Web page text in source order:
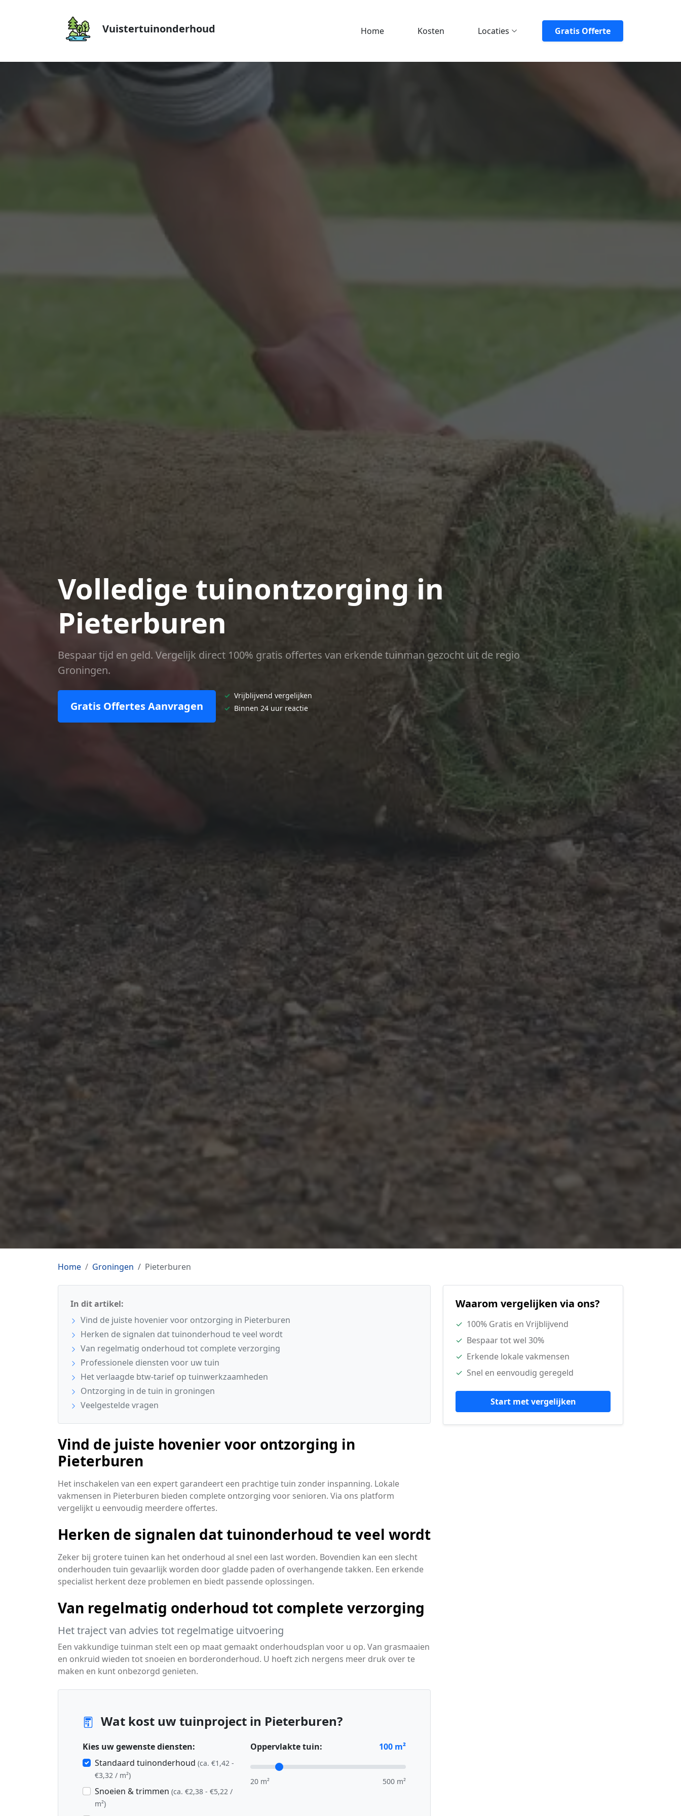
Vuistertuinonderhoud Home Kosten Locaties Gratis Offerte
Volledige tuinontzorging in
Pieterburen
Bespaar tijd en geld. Vergelijk direct 100% gratis offertes van erkende tuinman gezocht uit de regio
Groningen.
Gratis Offertes Aanvragen
✓ Vrijblijvend vergelijken
✓ Binnen 24 uur reactie
Home Groningen Pieterburen
In dit artikel:
Vind de juiste hovenier voor ontzorging in Pieterburen
Herken de signalen dat tuinonderhoud te veel wordt
Van regelmatig onderhoud tot complete verzorging
Professionele diensten voor uw tuin
Het verlaagde btw-tarief op tuinwerkzaamheden
Ontzorging in de tuin in groningen
Veelgestelde vragen
Vind de juiste hovenier voor ontzorging in
Pieterburen
Het inschakelen van een expert garandeert een prachtige tuin zonder inspanning. Lokale
vakmensen in Pieterburen bieden complete ontzorging voor senioren. Via ons platform
vergelijkt u eenvoudig meerdere offertes.
Herken de signalen dat tuinonderhoud te veel wordt
Zeker bij grotere tuinen kan het onderhoud al snel een last worden. Bovendien kan een slecht
onderhouden tuin gevaarlijk worden door gladde paden of overhangende takken. Een erkende
specialist herkent deze problemen en biedt passende oplossingen.
Van regelmatig onderhoud tot complete verzorging
Het traject van advies tot regelmatige uitvoering
Een vakkundige tuinman stelt een op maat gemaakt onderhoudsplan voor u op. Van grasmaaien
en onkruid wieden tot snoeien en borderonderhoud. U hoeft zich nergens meer druk over te
maken en kunt onbezorgd genieten.
Wat kost uw tuinproject in Pieterburen?
Kies uw gewenste diensten:
Standaard tuinonderhoud (ca. €1,42 -
€3,32 / m²)
Snoeien & trimmen (ca. €2,38 - €5,22 /
m²)
Oppervlakte tuin: 100 m²
20 m² 500 m²
Waarom vergelijken via ons?
✓ 100% Gratis en Vrijblijvend
✓ Bespaar tot wel 30%
✓ Erkende lokale vakmensen
✓ Snel en eenvoudig geregeld
Start met vergelijken